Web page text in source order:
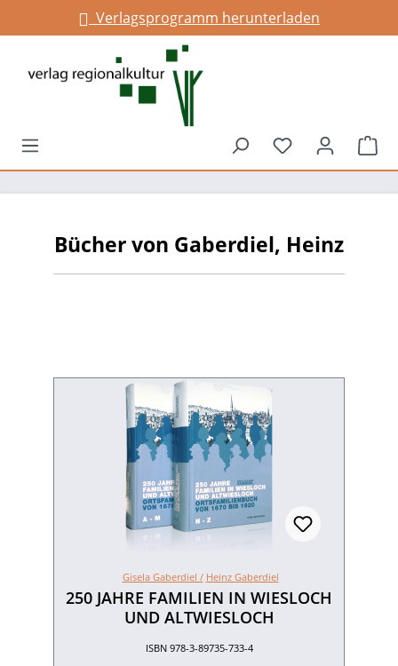
springenVerlagsprogramm herunterladen
Du hast 0
Bücher von Gaberdiel, Heinz
Gisela Gaberdiel / Heinz Gaberdiel
250 JAHRE FAMILIEN IN WIESLOCH
UND ALTWIESLOCH
ISBN 978-3-89735-733-4